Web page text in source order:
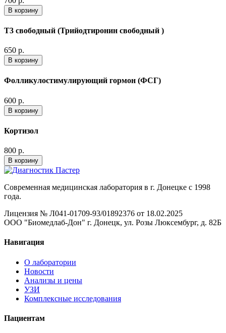
В корзину
Т3 свободный (Трийодтиронин свободный )
650 р.
В корзину
Фолликулостимулирующий гормон (ФСГ)
600 р.
В корзину
Кортизол
800 р.
В корзину
Современная медицинская лаборатория в г. Донецке с 1998
года.
Лицензия № Л041-01709-93/01892376 от 18.02.2025
ООО "Биомедлаб-Дон" г. Донецк, ул. Розы Люксембург, д. 82Б
Навигация
О лаборатории
Новости
Анализы и цены
УЗИ
Комплексные исследования
Пациентам